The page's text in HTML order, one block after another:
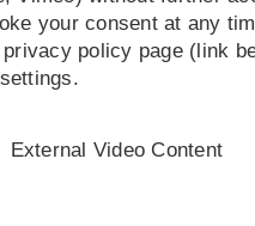
also bitte die neue Seite.
your consent at any
policy page (link
External Video Content